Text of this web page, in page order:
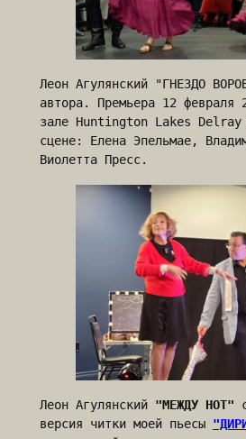
Леон Агулянский "ГНЕЗДО
автора. Премьера 12 февраля
зале Huntington Lakes
сцене: Елена Эпельмае,
Виолетта Пресс.
Леон Агулянский "МЕЖДУ НОТ"
версия читки моей пьесы